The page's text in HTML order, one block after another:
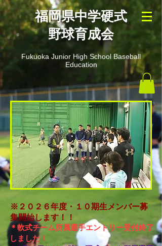
​福岡県中学硬式
野球育成会
Fukuoka Junior High School Baseball
Education
※２０２６年度・１０期生メンバー募
集開始します！！
＊軟式チーム所属選手エントリー受付終了
しました！